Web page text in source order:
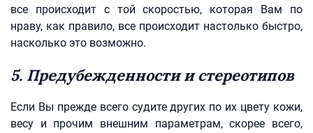
все происходит с той скоростью, которая Вам по
нраву, как правило, все происходит настолько быстро,
насколько это возможно.
5. Предубежденности и стереотипов
Если Вы прежде всего судите других по их цвету кожи,
весу и прочим внешним параметрам, скорее всего,